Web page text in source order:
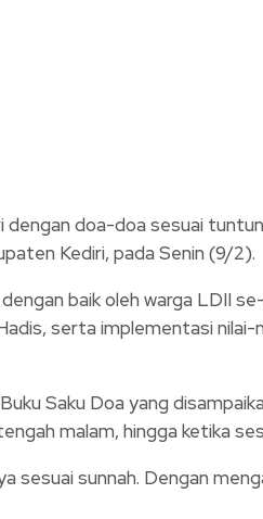
doa-doa sesuai
Kediri, pada Senin (9/2).
baik oleh warga LDII
serta implementasi
Saku Doa yang
malam, hingga ketika
sesuai sunnah. Dengan